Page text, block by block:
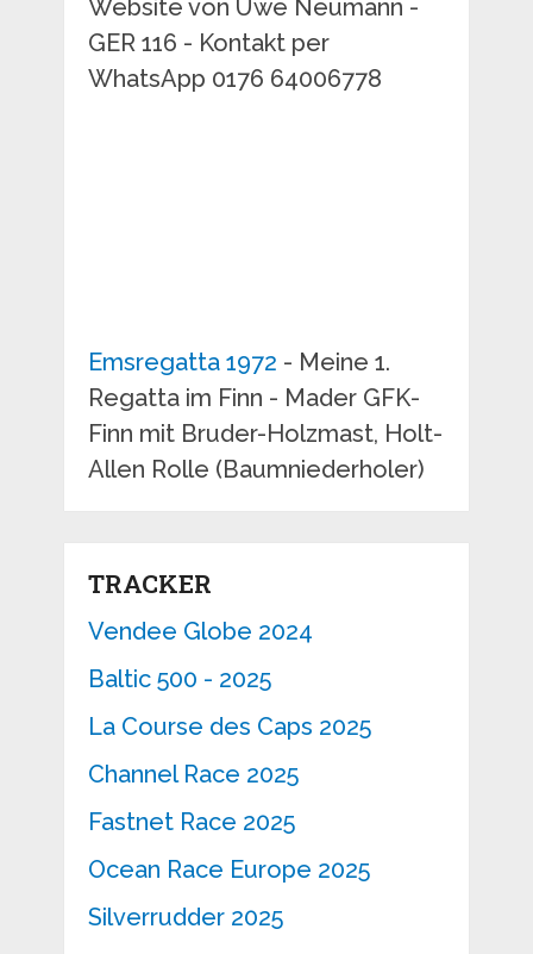
Website von Uwe Neumann -
GER 116 - Kontakt per
WhatsApp 0176 64006778
Emsregatta 1972 - Meine 1.
Regatta im Finn - Mader GFK-
Finn mit Bruder-Holzmast, Holt-
Allen Rolle (Baumniederholer)
TRACKER
Vendee Globe 2024
Baltic 500 - 2025
La Course des Caps 2025
Channel Race 2025
Fastnet Race 2025
Ocean Race Europe 2025
Silverrudder 2025